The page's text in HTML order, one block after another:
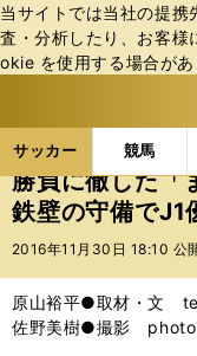
当サイトでは当社の提携
査・分析したり、お客様
okie を使⽤する場合が
サッカー 競馬
ス
ポ
ル
バ
サッカーの記事
勝負に徹した「
鉄壁の守備でJ1
2016年11月30日 18:10 公
原山裕平●取材・文
佐野美樹●撮影